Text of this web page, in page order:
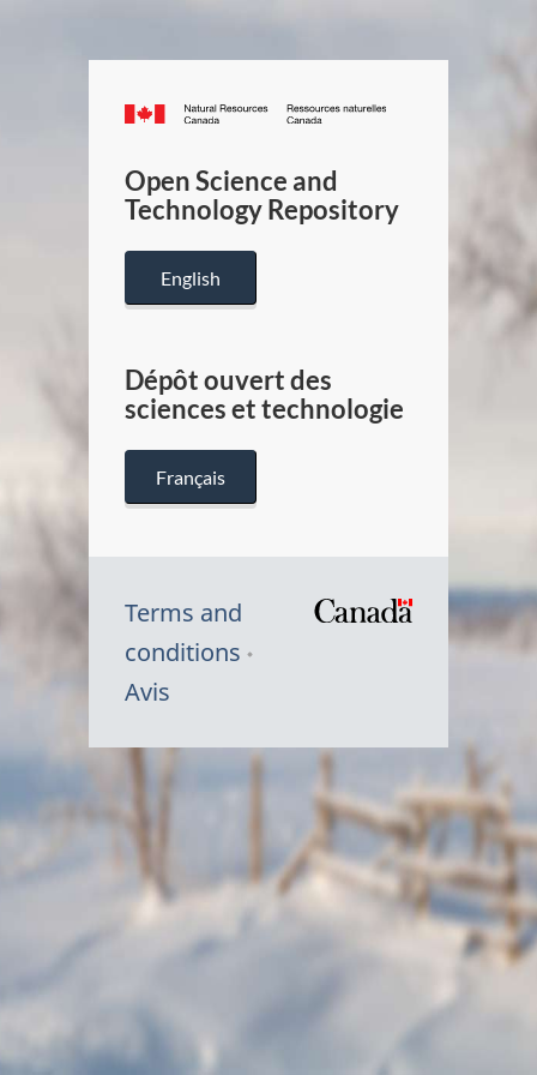
Canada.ca
/
Canada
Open Science and
Technology Repository
English
Dépôt ouvert des
sciences et technologie
Français
Terms and
conditions
Avis
Symbole
Canada